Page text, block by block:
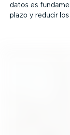
datos es
plazo y reducir los